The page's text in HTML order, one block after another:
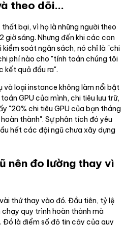
theo dõi...
bại, vì họ là những người theo
sáng. Nhưng đến khi các con
soát ngân sách, nó chỉ là "chi
phí nào cho "tính toán chúng tôi
kết quả đầu ra".
và loại instance không làm nổi bật
GPU của mình, chi tiêu lưu trữ,
"20% chi tiêu GPU của bạn tháng
thành". Sự phân tích đó yêu
hết các đội ngũ chưa xây dựng
nên đo lường thay vì
thứ thay vào đó. Đầu tiên, tỷ lệ
quy trình hoàn thành mà
Đó là điểm số độ tin cậy của quy